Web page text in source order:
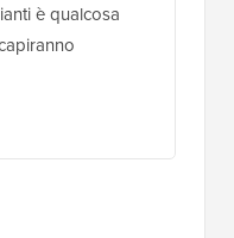
è qualcosa